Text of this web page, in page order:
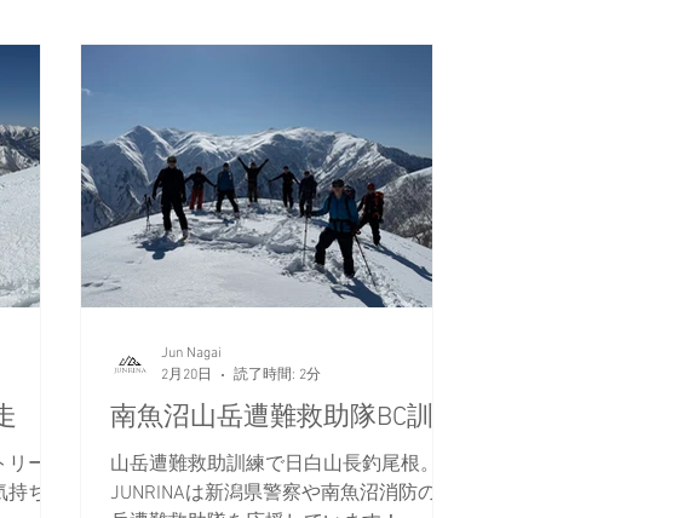
登山 剱岳・立山連峰
ー。
ち良
南魚沼山岳遭難救助隊BC訓練
山岳遭難救助訓練で日白山長釣尾根。
JUNRINAは新潟県警察や南魚沼消防の山
Jun Nagai
2月20日
読了時間: 2分